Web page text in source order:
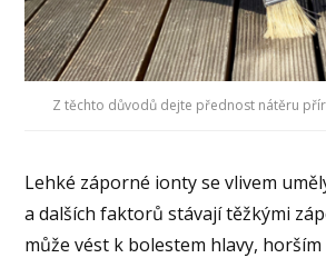
Z těchto důvodů dejte přednost nátěru
Lehké záporné ionty se vlivem
a dalších faktorů stávají těžkými
může vést k bolestem hlavy, horším